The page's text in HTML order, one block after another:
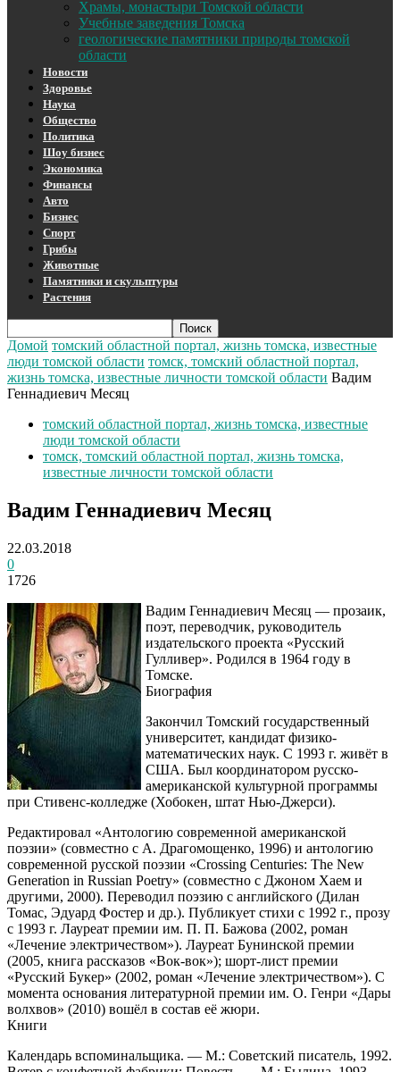
Храмы, монастыри Томской области
Учебные заведения Томска
геологические памятники природы томской
области
Новости
Здоровье
Наука
Общество
Политика
Шоу бизнес
Экономика
Финансы
Авто
Бизнес
Спорт
Грибы
Животные
Памятники и скульптуры
Растения
Домой томский областной портал, жизнь томска, известные
люди томской области томск, томский областной портал,
жизнь томска, известные личности томской области Вадим
Геннадиевич Месяц
томский областной портал, жизнь томска, известные
люди томской области
томск, томский областной портал, жизнь томска,
известные личности томской области
Вадим Геннадиевич Месяц
22.03.2018
0
1726
Вадим Геннадиевич Месяц — прозаик,
поэт, переводчик, руководитель
издательского проекта «Русский
Гулливер». Родился в 1964 году в
Томске.
Биография
Закончил Томский государственный
университет, кандидат физико-
математических наук. С 1993 г. живёт в
США. Был координатором русско-
американской культурной программы
при Стивенс-колледже (Хобокен, штат Нью-Джерси).
Редактировал «Антологию современной американской
поэзии» (совместно с А. Драгомощенко, 1996) и антологию
современной русской поэзии «Crossing Centuries: The New
Generation in Russian Poetry» (совместно с Джоном Хаем и
другими, 2000). Переводил поэзию с английского (Дилан
Томас, Эдуард Фостер и др.). Публикует стихи с 1992 г., прозу
с 1993 г. Лауреат премии им. П. П. Бажова (2002, роман
«Лечение электричеством»). Лауреат Бунинской премии
(2005, книга рассказов «Вок-вок»); шорт-лист премии
«Русский Букер» (2002, роман «Лечение электричеством»). С
момента основания литературной премии им. О. Генри «Дары
волхвов» (2010) вошёл в состав её жюри.
Книги
Календарь вспоминальщика. — М.: Советский писатель, 1992.